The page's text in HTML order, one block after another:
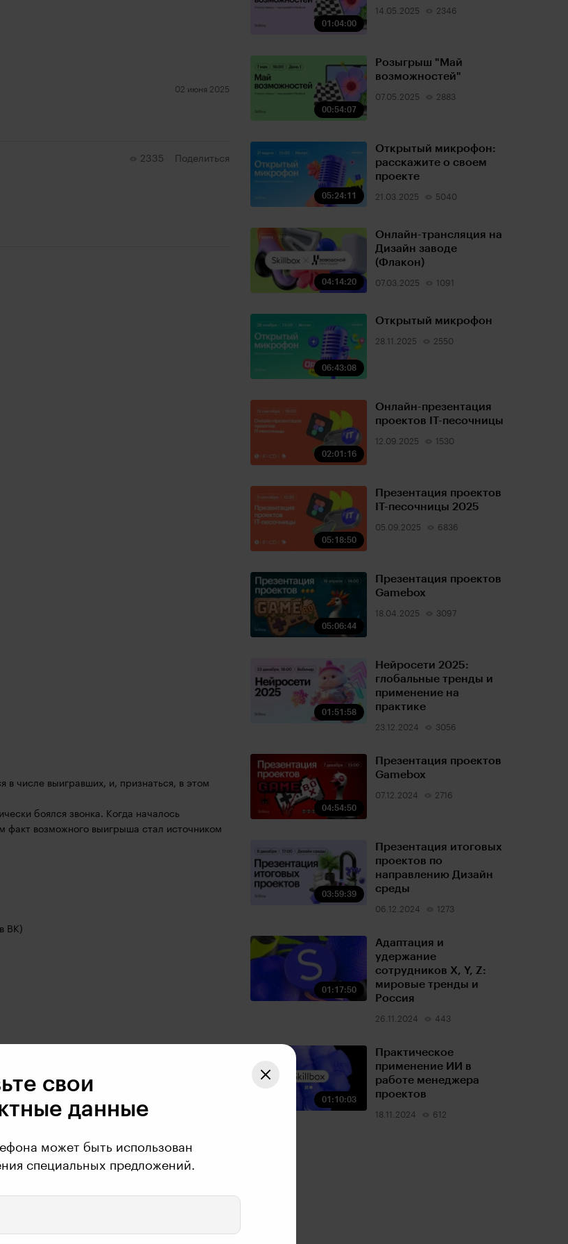
02 июня 2025
2335 Поделиться
01:04:00
14.05.2025 2346
00:54:07
Розыгрыш "Май
возможностей"
07.05.2025 2883
05:24:11
Открытый микрофон:
расскажите о своем
проекте
21.03.2025 5040
04:14:20
Онлайн-трансляция на
Дизайн заводе
(Флакон)
07.03.2025 1091
06:43:08
Открытый микрофон
28.11.2025 2550
02:01:16
Онлайн-презентация
проектов IT-песочницы
12.09.2025 1530
05:18:50
Презентация проектов
IT-песочницы 2025
05.09.2025 6836
05:06:44
Презентация проектов
Gamebox
18.04.2025 3097
01:51:58
Нейросети 2025:
глобальные тренды и
применение на
практике
23.12.2024 3056
04:54:50
Презентация проектов
Gamebox
07.12.2024 2716
03:59:39
Презентация итоговых
проектов по
направлению Дизайн
среды
06.12.2024 1273
01:17:50
Адаптация и
удержание
сотрудников X, Y, Z:
мировые тренды и
Россия
26.11.2024 443
01:10:03
Практическое
применение ИИ в
работе менеджера
проектов
18.11.2024 612
числе выигравших, и, признаться, в этом
боялся звонка. Когда началось
факт возможного выигрыша стал источником
ВК)
свои
данные
может быть использован
специальных предложений.